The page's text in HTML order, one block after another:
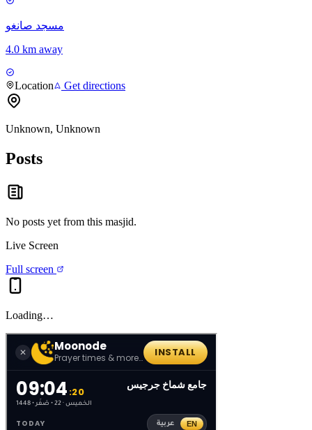
مسجد صانغو
4.0 km away
Location Get directions
Unknown, Unknown
Posts
No posts yet from this masjid.
Live Screen
Full screen
Loading…